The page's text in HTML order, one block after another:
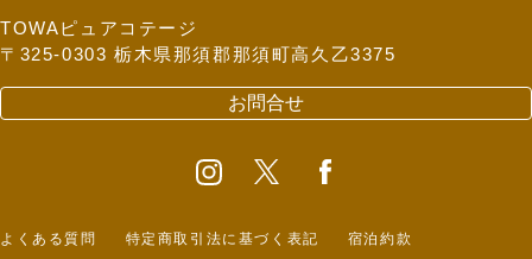
TOWAピュアコテージ
〒325-0303 栃木県那須郡那須町高久乙3375
お問合せ
よくある質問 特定商取引法に基づく表記 宿泊約款